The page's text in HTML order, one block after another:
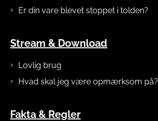
Er din vare blevet stoppet i tolden?
Stream & Download
Lovlig brug
Hvad skal jeg være opmærksom på?
Fakta & Regler